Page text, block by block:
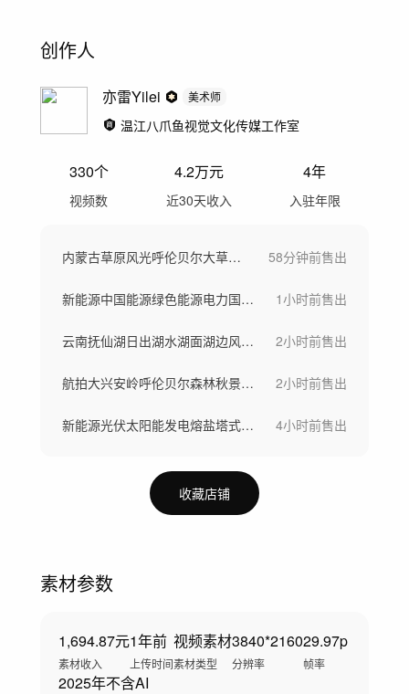
创作人
亦雷Yilei 美术师
温江八爪鱼视觉文化传媒工作室
330个
视频数
4.2万元
近30天收入
4年
入驻年限
内蒙古草原风光呼伦贝尔大草原河流风景航拍 58分钟前售出
新能源中国能源绿色能源电力国家电网太阳能 1小时前售出
云南抚仙湖日出湖水湖面湖边风景自然风光 2小时前售出
航拍大兴安岭呼伦贝尔森林秋景晨雾风景航拍 2小时前售出
新能源光伏太阳能发电熔盐塔式光热电站储能 4小时前售出
收藏店铺
素材参数
1,694.87元
素材收入
1年前
上传时间
视频素材
素材类型
3840*2160
分辨率
29.97p
帧率
2025年不含AI